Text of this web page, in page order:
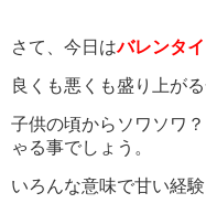
さて、今日はバレンタ
良くも悪くも盛り上が
子供の頃からソワソワ
ゃる事でしょう。
いろんな意味で甘い経